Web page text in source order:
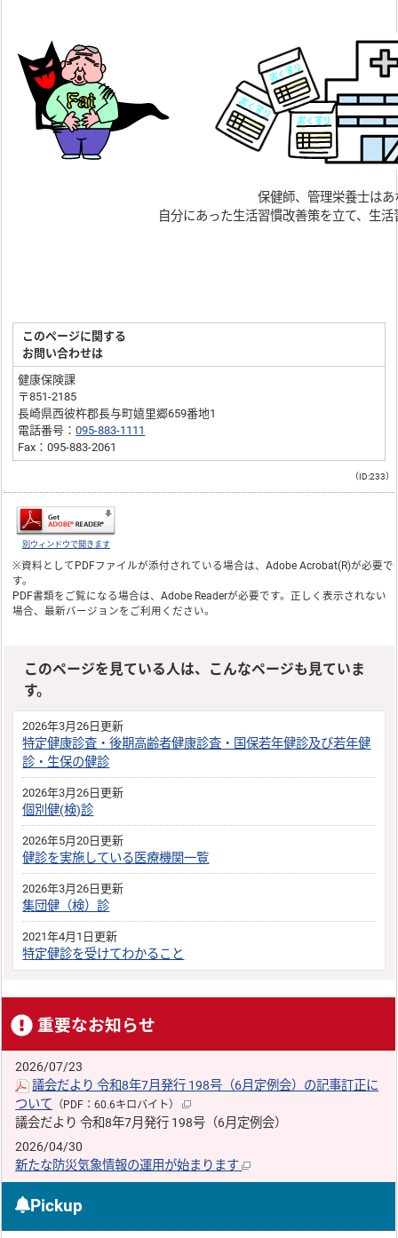
保健師、管理栄養士は
自分にあった生活習慣改善策を立て、生
このページに関する
お問い合わせは
健康保険課
〒851-2185
長崎県西彼杵郡長与町嬉里郷659番地1
電話番号：095-883-1111
Fax：095-883-2061
（ID:233）
別ウィンドウで開きます
※資料としてPDFファイルが添付されている場合は、Adobe Acrobat(R)が必要で
す。
PDF書類をご覧になる場合は、Adobe Readerが必要です。正しく表示されない
場合、最新バージョンをご利用ください。
このページを見ている人は、こんなページも見ていま
す。
2026年3月26日更新
特定健康診査・後期高齢者健康診査・国保若年健診及び若年健
診・生保の健診
2026年3月26日更新
個別健(検)診
2026年5月20日更新
健診を実施している医療機関一覧
2026年3月26日更新
集団健（検）診
2021年4月1日更新
特定健診を受けてわかること
重要なお知らせ
2026/07/23
議会だより 令和8年7月発行 198号（6月定例会）の記事訂正に
ついて （PDF：60.6キロバイト）
議会だより 令和8年7月発行 198号（6月定例会）
2026/04/30
新たな防災気象情報の運用が始まります
Pickup